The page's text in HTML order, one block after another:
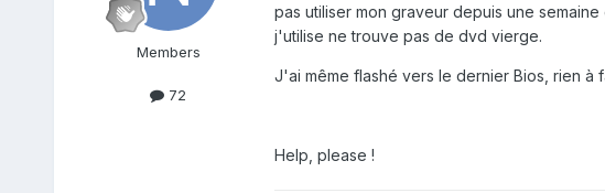
Members
72
pas utiliser mon graveur depuis une
j'utilise ne trouve pas de dvd vierge.
J'ai même flashé vers le dernier Bios, rien à
Help, please !